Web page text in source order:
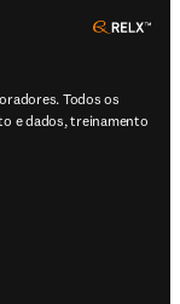
Todos os
e dados, treinamento